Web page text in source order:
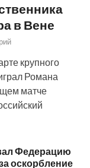
в Вене
крупного
Романа
матче
Федерацию
оскорбление